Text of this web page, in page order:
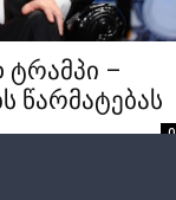
–
წარმატებას
0